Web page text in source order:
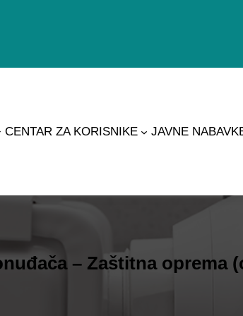
CENTAR ZA KORISNIKE JAVNE
– Zaštitna oprema